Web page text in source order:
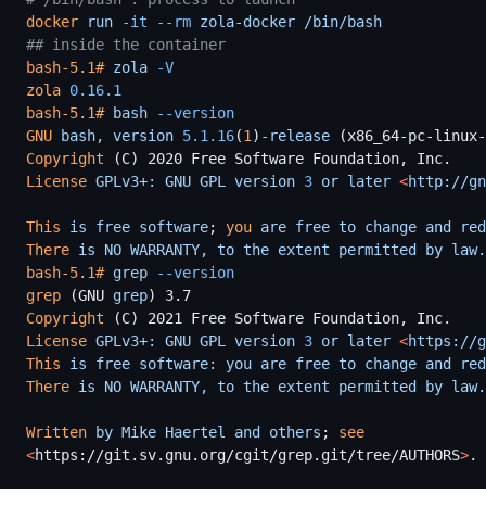
docker run -it --rm zola-docker /bin/bash
## inside the container
bash-5.1# zola -V
zola 0.16.1
bash-5.1# bash --version
GNU bash, version 5.1.16(1 ) -release (x86_64-pc-
Copyright (C) 2020 Free Software Foundation, Inc.
License GPLv3+: GNU GPL version 3 or later <http://
This is free software; you are free to change and
There is NO WARRANTY, to the extent permitted by law.
bash-5.1# grep --version
grep (GNU grep) 3.7
Copyright (C) 2021 Free Software Foundation, Inc.
License GPLv3+: GNU GPL version 3 or later <https://
This is free software: you are free to change and
There is NO WARRANTY, to the extent permitted by law.
Written by Mike Haertel and others ;
see
<https://git.sv.gnu.org/cgit/grep.git/tree/AUTHORS>.